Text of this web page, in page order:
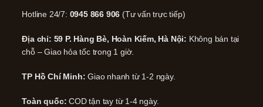
Hotline 24/7: 0945 866 906 (Tư vấn trực tiếp)
Địa chỉ: 59 P. Hàng Bè, Hoàn Kiếm, Hà Nội: Không bán tại
chỗ – Giao hỏa tốc trong 1 giờ.
TP Hồ Chí Minh: Giao nhanh từ 1-2 ngày.
Toàn quốc: COD tận tay từ 1-4 ngày.